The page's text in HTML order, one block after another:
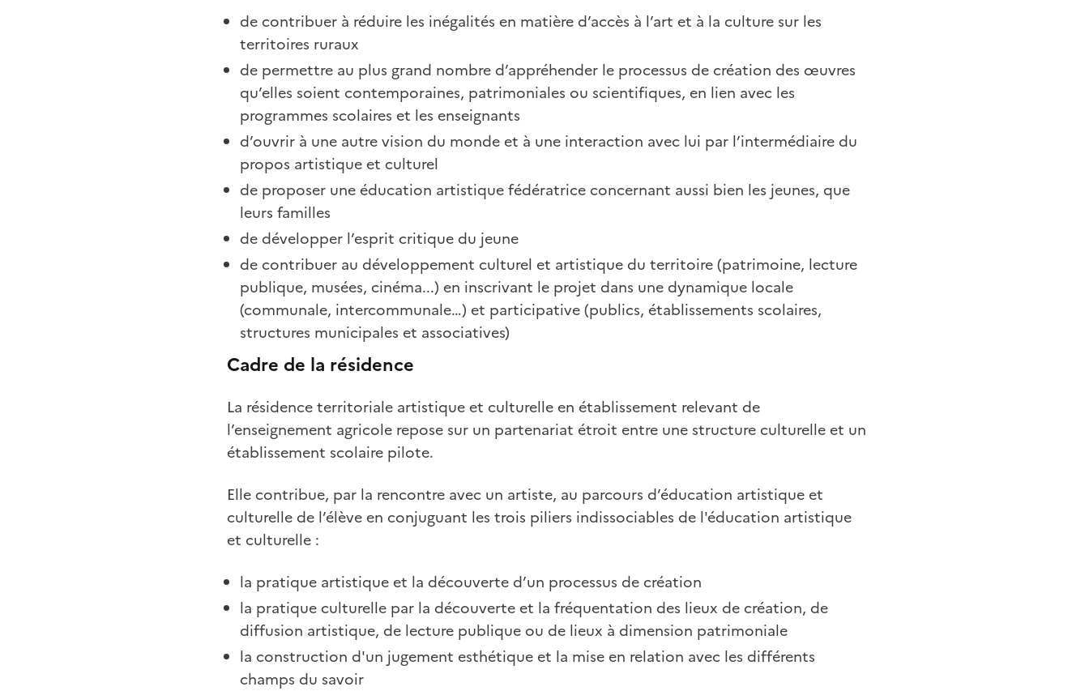
de contribuer à réduire les inégalités en matière d’accès à l’art et à la culture sur les
territoires ruraux
de permettre au plus grand nombre d’appréhender le processus de création des œuvres
qu’elles soient contemporaines, patrimoniales ou scientifiques, en lien avec les
programmes scolaires et les enseignants
d’ouvrir à une autre vision du monde et à une interaction avec lui par l’intermédiaire du
propos artistique et culturel
de proposer une éducation artistique fédératrice concernant aussi bien les jeunes, que
leurs familles
de développer l’esprit critique du jeune
de contribuer au développement culturel et artistique du territoire (patrimoine, lecture
publique, musées, cinéma...) en inscrivant le projet dans une dynamique locale
(communale, intercommunale…) et participative (publics, établissements scolaires,
structures municipales et associatives)
Cadre de la résidence
La résidence territoriale artistique et culturelle en établissement relevant de
l’enseignement agricole repose sur un partenariat étroit entre une structure culturelle et un
établissement scolaire pilote.
Elle contribue, par la rencontre avec un artiste, au parcours d’éducation artistique et
culturelle de l’élève en conjuguant les trois piliers indissociables de l'éducation artistique
et culturelle :
la pratique artistique et la découverte d’un processus de création
la pratique culturelle par la découverte et la fréquentation des lieux de création, de
diffusion artistique, de lecture publique ou de lieux à dimension patrimoniale
la construction d'un jugement esthétique et la mise en relation avec les différents
champs du savoir